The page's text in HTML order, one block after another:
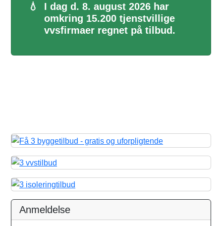
💧 I dag d. 8. august 2026 har
omkring 15.200 tjenstvillige
vvsfirmaer regnet på tilbud.
Anmeldelse